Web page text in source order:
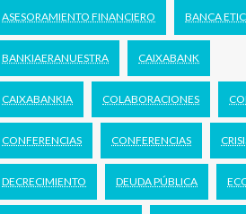
ASESORAMIENTO FINANCIERO BANCA
BANKIAERANUESTRA CAIXABANK
CAIXABANKIA COLABORACIONES
CONFERENCIAS CONFERENCIAS
DECRECIMIENTO DEUDA PÚBLICA